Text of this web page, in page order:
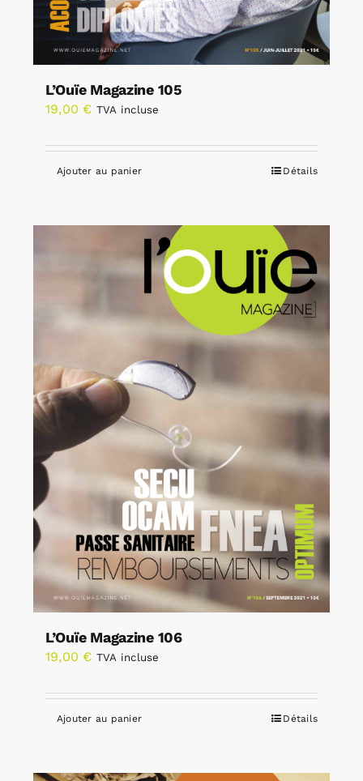
L’Ouïe Magazine 105
19,00 € TVA incluse
Ajouter au panier Détails
L’Ouïe Magazine 106
19,00 € TVA incluse
Ajouter au panier Détails